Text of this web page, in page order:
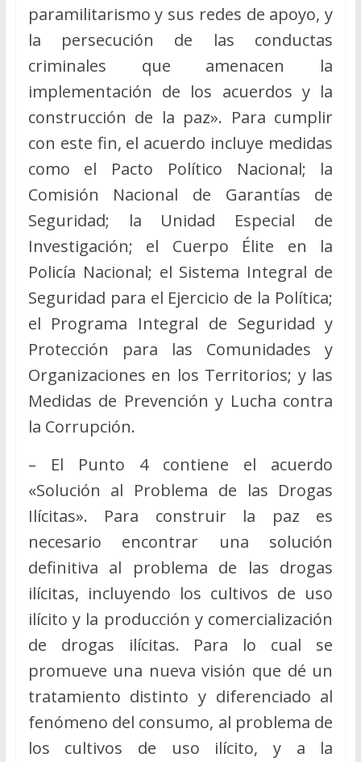
paramilitarismo y sus redes de apoyo, y
la persecución de las conductas
criminales que amenacen la
implementación de los acuerdos y la
construcción de la paz». Para cumplir
con este fin, el acuerdo incluye medidas
como el Pacto Político Nacional; la
Comisión Nacional de Garantías de
Seguridad; la Unidad Especial de
Investigación; el Cuerpo Élite en la
Policía Nacional; el Sistema Integral de
Seguridad para el Ejercicio de la Política;
el Programa Integral de Seguridad y
Protección para las Comunidades y
Organizaciones en los Territorios; y las
Medidas de Prevención y Lucha contra
la Corrupción.
– El Punto 4 contiene el acuerdo
«Solución al Problema de las Drogas
Ilícitas». Para construir la paz es
necesario encontrar una solución
definitiva al problema de las drogas
ilícitas, incluyendo los cultivos de uso
ilícito y la producción y comercialización
de drogas ilícitas. Para lo cual se
promueve una nueva visión que dé un
tratamiento distinto y diferenciado al
fenómeno del consumo, al problema de
los cultivos de uso ilícito, y a la